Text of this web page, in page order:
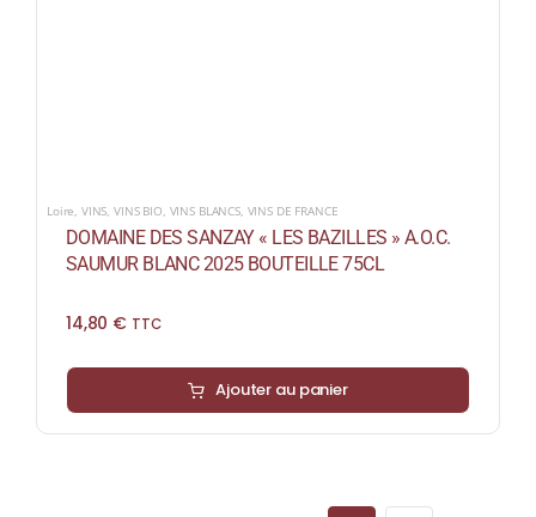
Loire, VINS,VINS BIO, VINS BLANCS, VINS DE FRANCE
DOMAINE DES SANZAY « LES BAZILLES » A.O.C.
SAUMUR BLANC 2025 BOUTEILLE 75CL
14,80 € TTC
Ajouter au panier